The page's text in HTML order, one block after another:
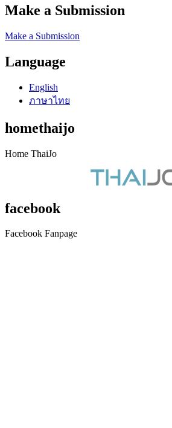
Make a Submission
Make a Submission
Language
English
ภาษาไทย
homethaijo
Home ThaiJo
facebook
Facebook Fanpage